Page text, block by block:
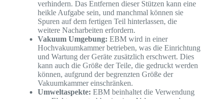
verhindern. Das Entfernen dieser Stützen kann eine
heikle Aufgabe sein, und manchmal können sie
Spuren auf dem fertigen Teil hinterlassen, die
weitere Nacharbeiten erfordern.
Vakuum Umgebung: EBM wird in einer
Hochvakuumkammer betrieben, was die Einrichtung
und Wartung der Geräte zusätzlich erschwert. Dies
kann auch die Größe der Teile, die gedruckt werden
können, aufgrund der begrenzten Größe der
Vakuumkammer einschränken.
Umweltaspekte: EBM beinhaltet die Verwendung